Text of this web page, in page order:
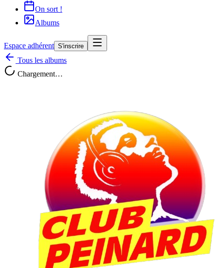
On sort !
Albums
Espace adhérent S'inscrire
Tous les albums
Chargement…